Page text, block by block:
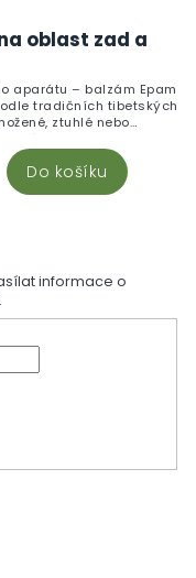
oblast zad a
Do košíku
aparátu – balzám Epam
tradičních tibetských
ztuhlé nebo
informace o